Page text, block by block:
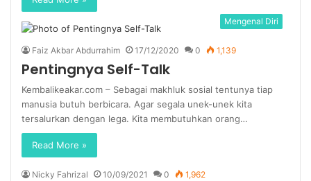
Mengenal Diri
Faiz Akbar Abdurrahim 17/12/2020 0 1,139
Pentingnya Self-Talk
Kembalikeakar.com – Sebagai makhluk sosial tentunya tiap
manusia butuh berbicara. Agar segala unek-unek kita
tersalurkan dengan lega. Kita membutuhkan orang…
Read More »
Nicky Fahrizal 10/09/2021 0 1,962